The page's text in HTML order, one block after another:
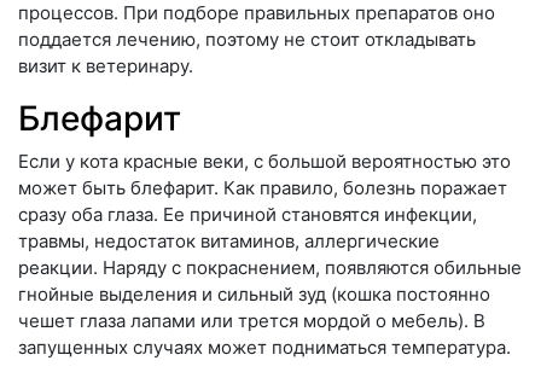
процессов. При подборе правильных препаратов оно
поддается лечению, поэтому не стоит откладывать
визит к ветеринару.
Блефарит
Если у кота красные веки, с большой вероятностью это
может быть блефарит. Как правило, болезнь поражает
сразу оба глаза. Ее причиной становятся инфекции,
травмы, недостаток витаминов, аллергические
реакции. Наряду с покраснением, появляются обильные
гнойные выделения и сильный зуд (кошка постоянно
чешет глаза лапами или трется мордой о мебель). В
запущенных случаях может подниматься температура.